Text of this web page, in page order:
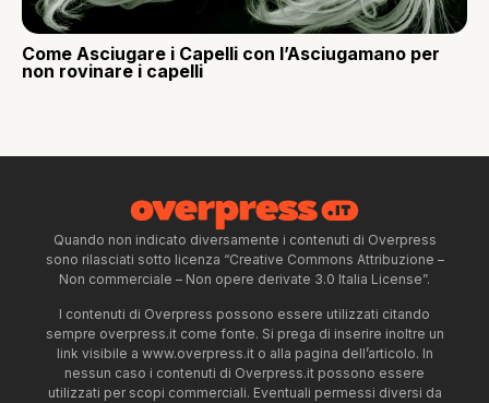
Come Asciugare i Capelli con l’Asciugamano per
non rovinare i capelli
Quando non indicato diversamente i contenuti di Overpress
sono rilasciati sotto licenza “Creative Commons Attribuzione –
Non commerciale – Non opere derivate 3.0 Italia License”.
I contenuti di Overpress possono essere utilizzati citando
sempre overpress.it come fonte. Si prega di inserire inoltre un
link visibile a www.overpress.it o alla pagina dell’articolo. In
nessun caso i contenuti di Overpress.it possono essere
utilizzati per scopi commerciali. Eventuali permessi diversi da